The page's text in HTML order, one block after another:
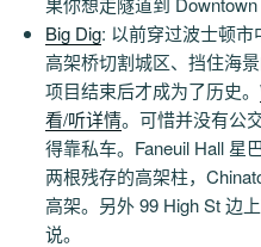
Big Dig: 以前穿过波士顿市
高架桥切割城区、挡住海
项目结束后才成为了历史。
看/听详情。可惜并没有公
得靠私车。Faneuil Hall 星
两根残存的高架柱，
高架。另外 99 High St 边
说。